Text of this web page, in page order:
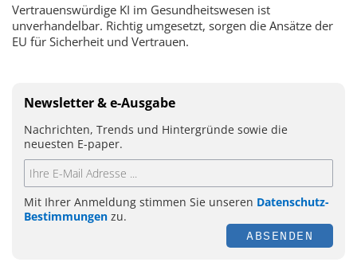
Vertrauenswürdige KI im Gesundheitswesen ist
unverhandelbar. Richtig umgesetzt, sorgen die Ansätze der
EU für Sicherheit und Vertrauen.
Newsletter & e-Ausgabe
Nachrichten, Trends und Hintergründe sowie die
neuesten E-paper.
Mit Ihrer Anmeldung stimmen Sie unseren Datenschutz-
Bestimmungen zu.
ABSENDEN